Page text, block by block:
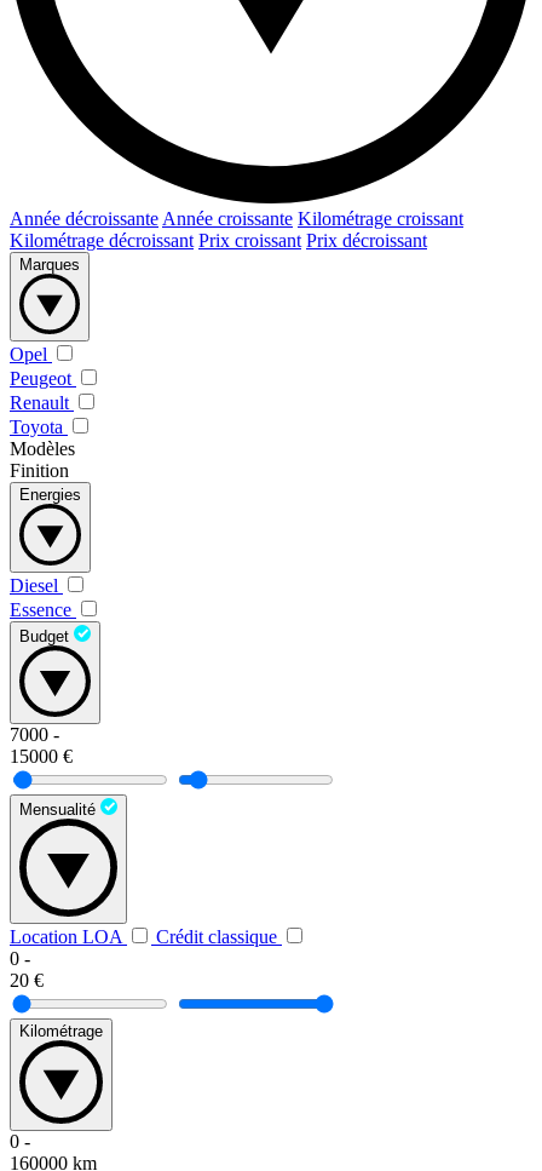
Année décroissante Année croissante Kilométrage croissant
Kilométrage décroissant Prix croissant Prix décroissant
Marques
Opel
Peugeot
Renault
Toyota
Modèles
Finition
Energies
Diesel
Essence
Budget
7000 -
15000 €
Mensualité
Location LOA
Crédit classique
0 -
20 €
Kilométrage
0 -
160000 km